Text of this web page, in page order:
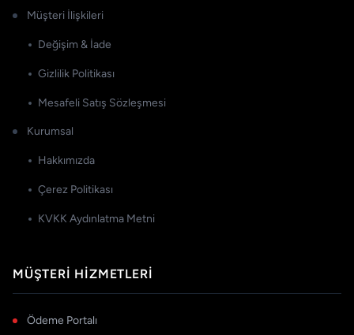
Müşteri İlişkileri
Değişim & İade
Gizlilik Politikası
Mesafeli Satış Sözleşmesi
Kurumsal
Hakkımızda
Çerez Politikası
KVKK Aydınlatma Metni
MÜŞTERI HIZMETLERI
Ödeme Portalı